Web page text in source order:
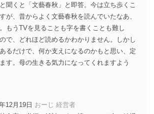
マガジンサービス 個人情報問い合わせ
223
7073
月20日
西野 伸一郎
いについて
聞くと「文藝春秋」と即答。今は立ち歩くこ
が、昔からよく文藝春秋を読んでいたなあ、
もうTVを見ることも字を書くことも難し
で、どれほど読めるかわかりません。しかし
るだけで、何か支えになるのかもと思い、定
す。母の生きる気力になってくれますよう
12月19日 おーじ 経営者